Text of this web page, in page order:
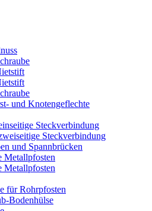
und Knotengeflechte
Steckverbindung
Steckverbindung
und Spannbrücken
Metallpfosten
Metallpfosten
für Rohrpfosten
Bodenhülse